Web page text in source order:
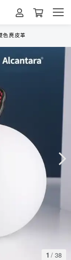
色麂皮革
1 / 38